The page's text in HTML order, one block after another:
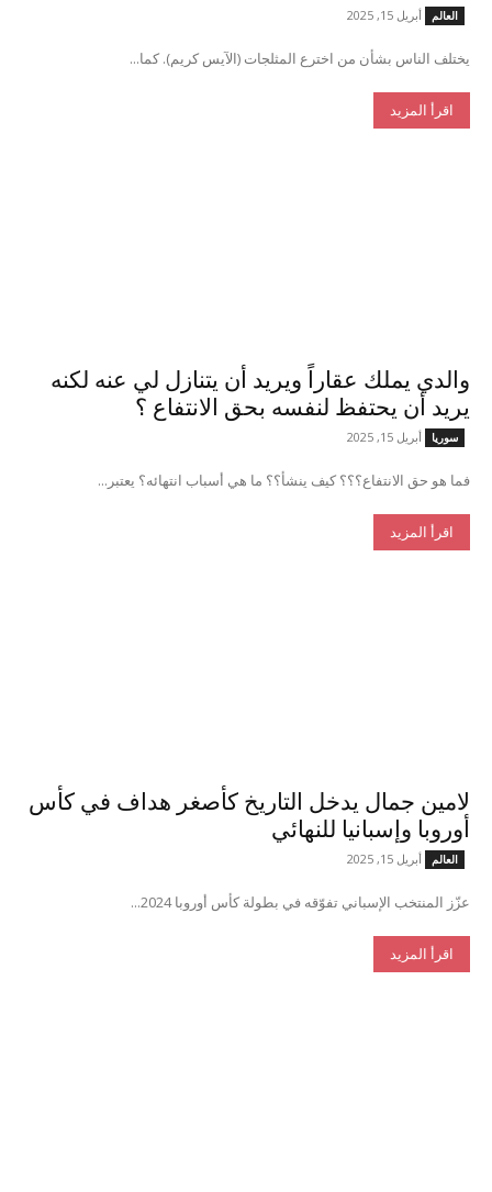
العالم أبريل 15, 2025
يختلف الناس بشأن من اخترع المثلجات (الآيس كريم). كما...
اقرأ المزيد
والدي يملك عقاراً ويريد أن يتنازل لي عنه لكنه
يريد أن يحتفظ لنفسه بحق الانتفاع ؟
سوريا أبريل 15, 2025
فما هو حق الانتفاع؟؟؟ كيف ينشأ؟؟ ما هي أسباب انتهائه؟ يعتبر...
اقرأ المزيد
لامين جمال يدخل التاريخ كأصغر هداف في كأس
أوروبا وإسبانيا للنهائي
العالم أبريل 15, 2025
عزّز المنتخب الإسباني تفوّقه في بطولة كأس أوروبا 2024...
اقرأ المزيد